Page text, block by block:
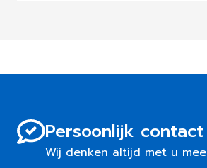
Persoonlijk contact
Wij denken altijd met u mee